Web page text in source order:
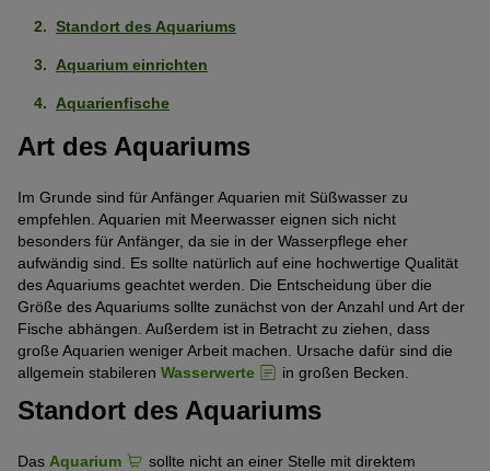
Standort des Aquariums
Aquarium einrichten
Aquarienfische
Art des Aquariums
Im Grunde sind für Anfänger Aquarien mit Süßwasser zu
empfehlen. Aquarien mit Meerwasser eignen sich nicht
besonders für Anfänger, da sie in der Wasserpflege eher
aufwändig sind. Es sollte natürlich auf eine hochwertige Qualität
des Aquariums geachtet werden. Die Entscheidung über die
Größe des Aquariums sollte zunächst von der Anzahl und Art der
Fische abhängen. Außerdem ist in Betracht zu ziehen, dass
große Aquarien weniger Arbeit machen. Ursache dafür sind die
allgemein stabileren Wasserwerte in großen Becken.
Standort des Aquariums
Das Aquarium
sollte nicht an einer Stelle mit direktem